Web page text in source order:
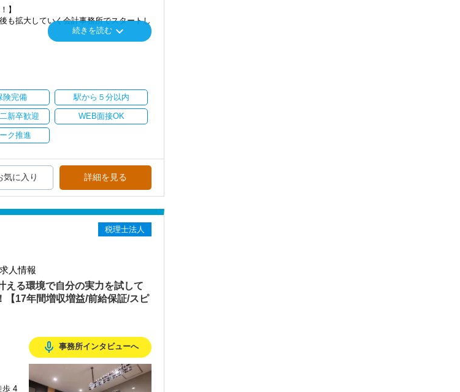
のプロとして高い信頼を獲得していき
フェッショナル」としての道を私たちと
ステップアップできることを第一に考え
き残るために必要な専門性を磨けます】
いお客様とのコミュニケーション力を磨
ビスを提供しています。
ようフォロー体制はバッチリです。
できます♪】
長にあわせてステップアップしていきま
アップしていきましょう。実際の数字
ます！
税務・会計の業務を一通り覚えられま
が出来ましたら、先輩スタッフ・オフィ
】
も拡大していく会計事務所でスタートし
格を持っていなくても、スピーディー
付けられます！
か？
】
営を幅広くサポートしています。
が毎年400件以上増加！
ています。
、補助金のサポートなどお手伝いできる
ビス品質の向上を目指しています。
社労士診断認証制度」を取得しました。
、今後も社員が働きやすい環境づくりを
将来の不安なく働いてみませんか？
に至るまで、幅広い業種のお客様とのご
続きを読む keyboard_arrow_down
険完備 駅から５分以内
新卒歓迎 WEB面接OK
ク推進
詳細を見る
気に入り
税理士法人
人情報
える環境で自分の実力を試して
【17年間増収増益/前給保証/スピ
歩 4
mic_none 事務所インタビューへ